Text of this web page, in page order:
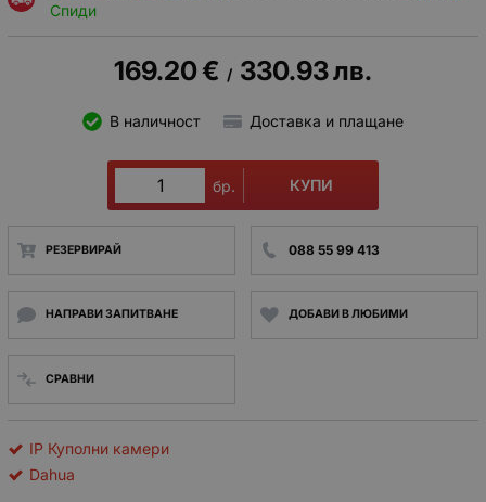
Спиди
169.20€ / 330.93лв.
В наличност Доставка и плащане
бр. КУПИ
РЕЗЕРВИРАЙ 088 55 99 413
НАПРАВИ ЗАПИТВАНЕ ДОБАВИ В ЛЮБИМИ
СРАВНИ
IP Куполни камери
Dahua